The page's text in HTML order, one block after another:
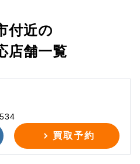
付近の
店舗一覧
買取予約